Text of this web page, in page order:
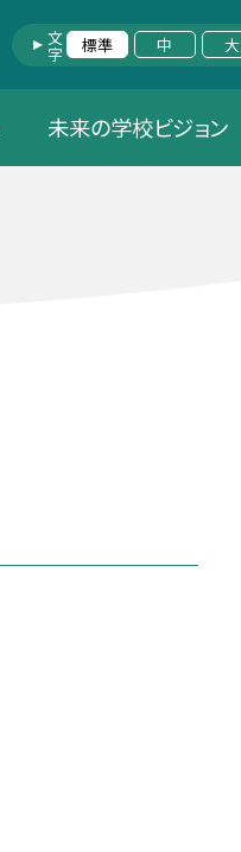
文字 標準 中 大
未来の学校ビジョン